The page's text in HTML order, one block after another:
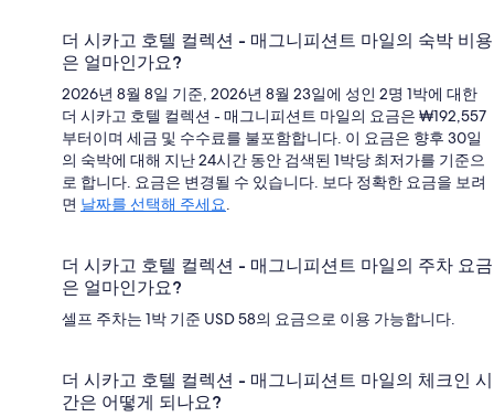
더 시카고 호텔 컬렉션 - 매그니피션트 마일의 숙박 비용
은 얼마인가요?
2026년 8월 8일 기준, 2026년 8월 23일에 성인 2명 1박에 대한
더 시카고 호텔 컬렉션 - 매그니피션트 마일의 요금은 ₩192,557
부터이며 세금 및 수수료를 불포함합니다. 이 요금은 향후 30일
의 숙박에 대해 지난 24시간 동안 검색된 1박당 최저가를 기준으
로 합니다. 요금은 변경될 수 있습니다. 보다 정확한 요금을 보려
면 날짜를 선택해 주세요
더 시카고 호텔 컬렉션 - 매그니피션트 마일의 주차 요금
은 얼마인가요?
셀프 주차는 1박 기준 USD 58의 요금으로 이용 가능합니다.
더 시카고 호텔 컬렉션 - 매그니피션트 마일의 체크인 시
간은 어떻게 되나요?